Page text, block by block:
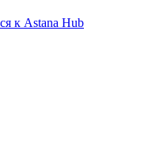
к Astana Hub